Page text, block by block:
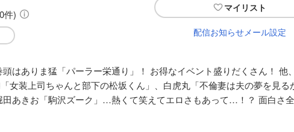
マイリスト
配信お知らせメール設定
件)
はありま猛「パーラー栄通り」！ お得なイベント盛りだくさん！ 他
女装上司ちゃんと部下の松坂くん」、白虎丸「不倫妻は夫の夢を見る
あきお「駒沢ズーク」…熱くて笑えてエロさもあって…！？ 面白さ